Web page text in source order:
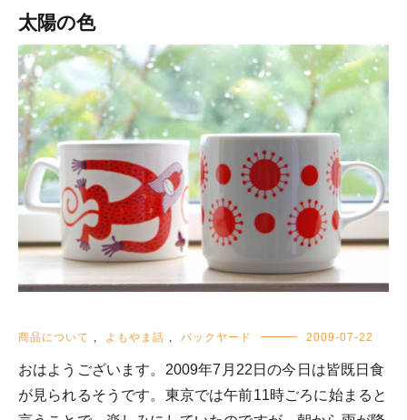
太陽の色
商品について , よもやま話 , バックヤード 2009-07-22
おはようございます。2009年7月22日の今日は皆既日食
が見られるそうです。東京では午前11時ごろに始まると